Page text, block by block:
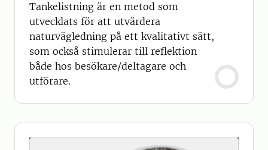
Tankelistning är en metod som
utvecklats för att utvärdera
naturvägledning på ett kvalitativt sätt,
som också stimulerar till reflektion
både hos besökare/deltagare och
utförare.